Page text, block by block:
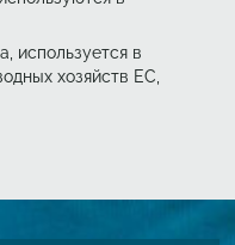
используется в
хозяйств ЕС,